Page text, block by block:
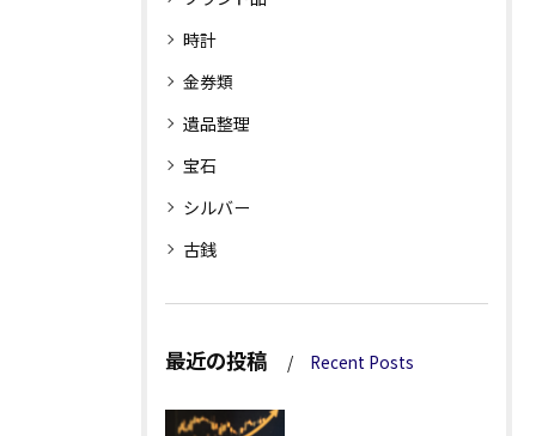
時計
金券類
遺品整理
宝石
シルバー
古銭
最近の投稿 Recent Posts